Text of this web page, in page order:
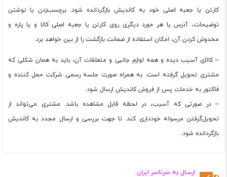
کارتن یا جعبه اصلی خود به کاندیش بازگردانده شود. برچسب‌زدن یا نوشتن
توضیحات، آدرس یا هر مورد دیگری روی کارتن یا جعبه اصلی کالا و یا پاره و
مخدوش کردن آن، امکان استفاده از ضمانت بازگشت را از بین خواهد برد.
– کالای آسیب دیده و همه لوازم جانبی و متعلقات آن، باید به همان شکلی که
مشتری تحویل گرفته است. به همراه صورت جلسه رسمی شرکت حمل کننده و
فاکتور به خدمات پس از فروش کاندیش ارسال شود.
– در صورتی که آسیب‏‌، در لحظه قابل مشاهده باشد. مشتری می‏‌تواند از
تحویل‌گرفتن مرسوله خودداری کند. تا جهت بررسی و ارسال مجدد به کاندیش
بازگردانده شود.
ارسـال به سرتاسر ایران